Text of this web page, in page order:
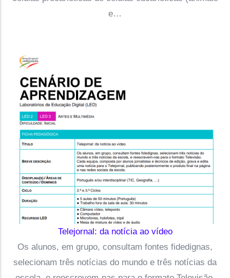
e…
Telejornal: da notícia ao vídeo
Os alunos, em grupo, consultam fontes fidedignas,
selecionam três notícias do mundo e três notícias da